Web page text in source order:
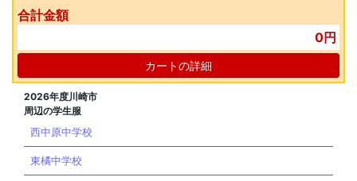
合計金額
0円
カートの詳細
2026年度川崎市
周辺の学生服
西中原中学校
東橘中学校